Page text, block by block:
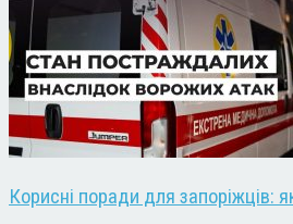
Корисні поради для запоріжців: